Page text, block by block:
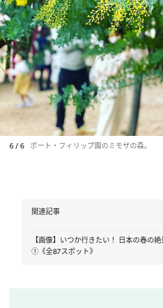
6 / 6 ポート・フィリップ園のミモザの森。
関連記事
【画像】いつか行きたい！ 日本の春の
①《全87スポット》